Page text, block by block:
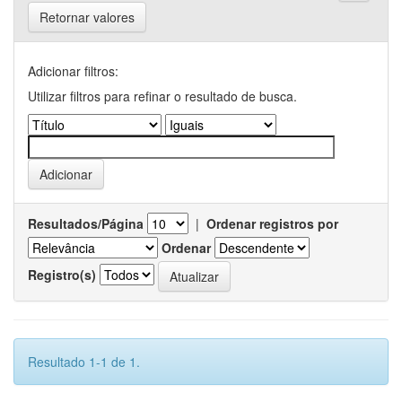
Retornar valores
Adicionar filtros:
Utilizar filtros para refinar o resultado de busca.
Resultados/Página | Ordenar registros por
Ordenar
Registro(s)
Resultado 1-1 de 1.